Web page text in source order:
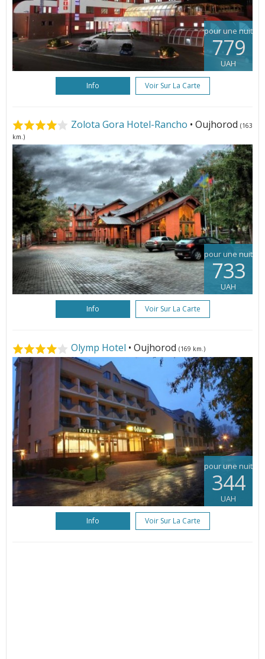
pour une nuit
779
UAH
Info Voir Sur La Carte
Zolota Gora Hotel-Rancho • Oujhorod (163
km.)
pour une nuit
733
UAH
Info Voir Sur La Carte
Olymp Hotel • Oujhorod (169 km.)
pour une nuit
344
UAH
Info Voir Sur La Carte